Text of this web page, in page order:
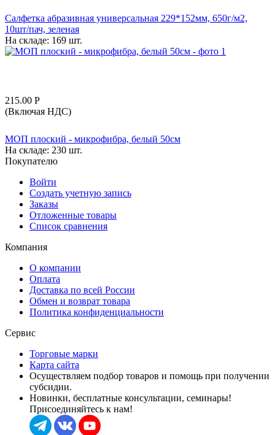
Салфетка абразивная универсальная 229*152мм, 650г/м2,
10шт/пач, зеленая
На складе: 169 шт.
215.00 Р
(Включая НДС)
МОП плоский - микрофибра, белый 50см
На складе: 230 шт.
Покупателю
Войти
Создать учетную запись
Заказы
Отложенные товары
Список сравнения
Компания
О компании
Оплата
Доставка по всей России
Обмен и возврат товара
Политика конфиденциальности
Сервис
Торговые марки
Карта сайта
Осуществляем подбор товаров и помощь при получении
субсидии.
Новинки, бесплатные консультации, семинары!
Присоединяйтесь к нам!